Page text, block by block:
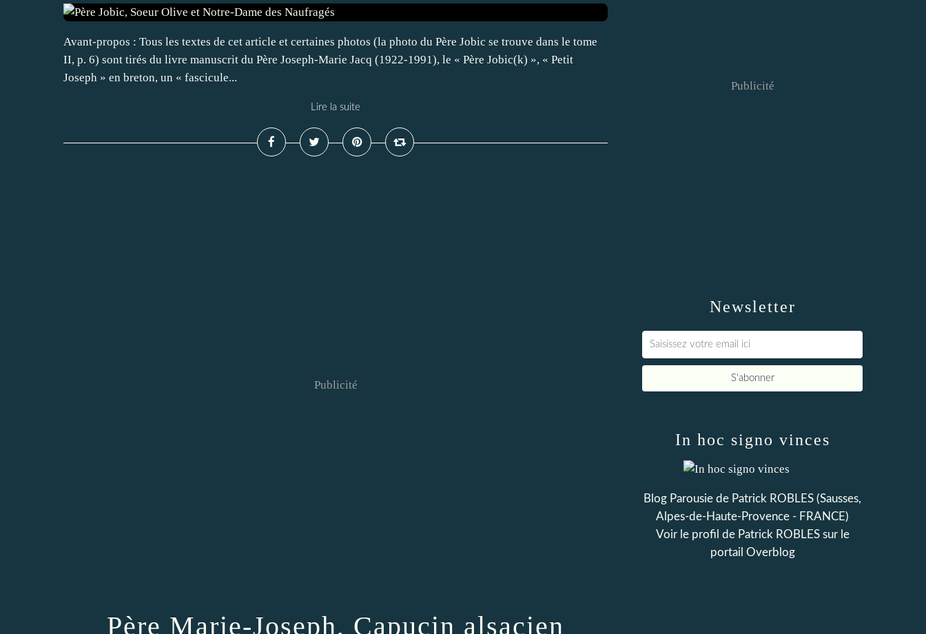
Avant-propos : Tous les textes de cet article et certaines photos (la photo du Père Jobic se trouve dans le tome
II, p. 6) sont tirés du livre manuscrit du Père Joseph-Marie Jacq (1922-1991), le « Père Jobic(k) », « Petit
Joseph » en breton, un « fascicule...
Lire la suite
Publicité
Père Marie-Joseph, Capucin alsacien
Newsletter
Publicité
In hoc signo vinces
Blog Parousie de Patrick ROBLES (Sausses,
Alpes-de-Haute-Provence - FRANCE)
Voir le profil de Patrick ROBLESsur le
portail Overblog